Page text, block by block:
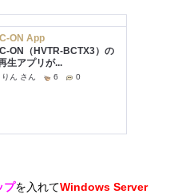
プを入れてWindows Server